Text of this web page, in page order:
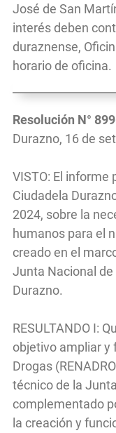
José de San
interés deben
duraznense,
horario de oficina.
Resolución N°
Durazno, 16 de
VISTO: El informe
Ciudadela
2024, sobre la
humanos para el
creado en el
Junta Nacional
Durazno.
RESULTANDO I:
objetivo ampliar y
Drogas
técnico de la
complementado
la creación y